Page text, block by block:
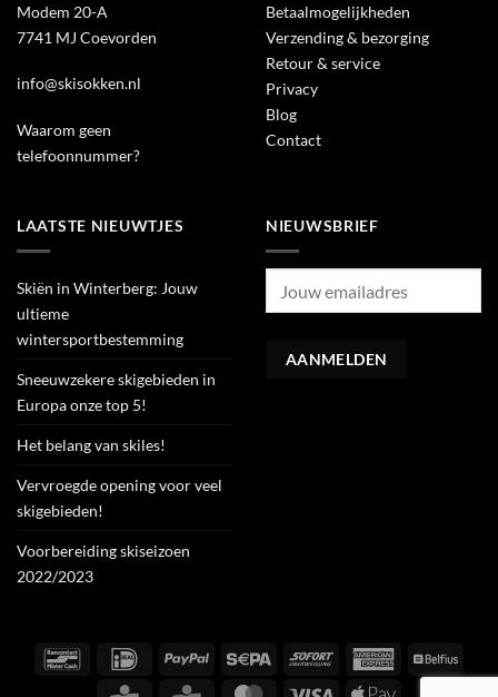
Modem 20-A
7741 MJ Coevorden
info@skisokken.nl
Waarom geen
telefoonnummer?
Betaalmogelijkheden
Verzending & bezorging
Retour & service
Privacy
Blog
Contact
LAATSTE NIEUWTJES
Skiën in Winterberg: Jouw
ultieme
wintersportbestemming
Sneeuwzekere skigebieden in
Europa onze top 5!
Het belang van skiles!
Vervroegde opening voor veel
skigebieden!
Voorbereiding skiseizoen
2022/2023
NIEUWSBRIEF
Bancontact IDeal PayPal Sepa Sofort
American
Express
Belfius
CBC KBC MasterCardVisa Apple